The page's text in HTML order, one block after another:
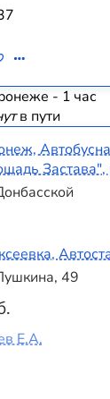
- 1 час
в пути
Застава",
49
Е.А.